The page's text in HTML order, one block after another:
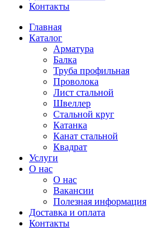
Контакты
Главная
Каталог
Арматура
Балка
Труба профильная
Проволока
Лист стальной
Швеллер
Стальной круг
Катанка
Канат стальной
Квадрат
Услуги
О нас
О нас
Вакансии
Полезная информация
Доставка и оплата
Контакты